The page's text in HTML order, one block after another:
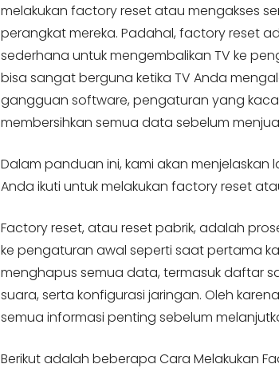
melakukan factory reset atau mengakses
perangkat mereka. Padahal, factory reset
sederhana untuk mengembalikan TV ke
bisa sangat berguna ketika TV Anda
gangguan software, pengaturan yang
membersihkan semua data sebelum
Dalam panduan ini, kami akan
Anda ikuti untuk melakukan factory reset
Factory reset, atau reset pabrik, adalah
ke pengaturan awal seperti saat pertama
menghapus semua data, termasuk daftar
suara, serta konfigurasi jaringan. Oleh
semua informasi penting sebelum
Berikut adalah beberapa Cara Melakukan